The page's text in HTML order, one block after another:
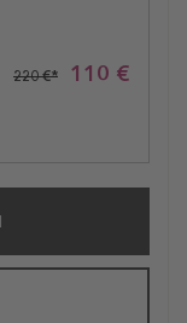
110 €
220 €*